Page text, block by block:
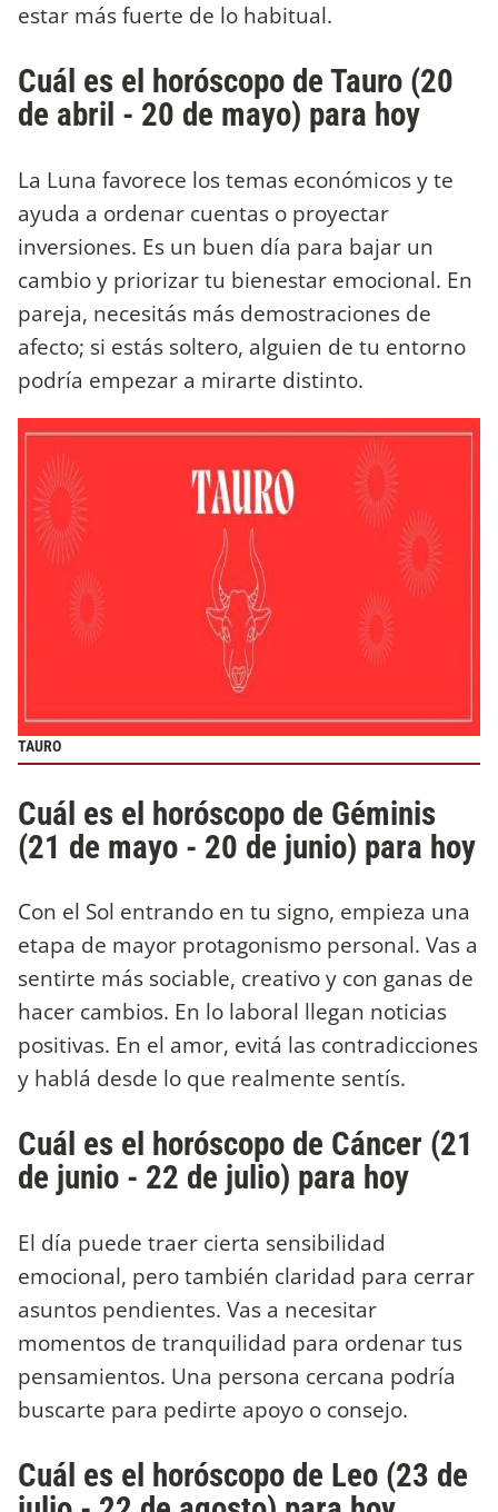
estar más fuerte de lo habitual.
Cuál es el horóscopo de Tauro (20
de abril - 20 de mayo) para hoy
La Luna favorece los temas económicos y te
ayuda a ordenar cuentas o proyectar
inversiones. Es un buen día para bajar un
cambio y priorizar tu bienestar emocional. En
pareja, necesitás más demostraciones de
afecto; si estás soltero, alguien de tu entorno
podría empezar a mirarte distinto.
TAURO
Cuál es el horóscopo de Géminis
(21 de mayo - 20 de junio) para hoy
Con el Sol entrando en tu signo, empieza una
etapa de mayor protagonismo personal. Vas a
sentirte más sociable, creativo y con ganas de
hacer cambios. En lo laboral llegan noticias
positivas. En el amor, evitá las contradicciones
y hablá desde lo que realmente sentís.
Cuál es el horóscopo de Cáncer (21
de junio - 22 de julio) para hoy
El día puede traer cierta sensibilidad
emocional, pero también claridad para cerrar
asuntos pendientes. Vas a necesitar
momentos de tranquilidad para ordenar tus
pensamientos. Una persona cercana podría
buscarte para pedirte apoyo o consejo.
Cuál es el horóscopo de Leo (23 de